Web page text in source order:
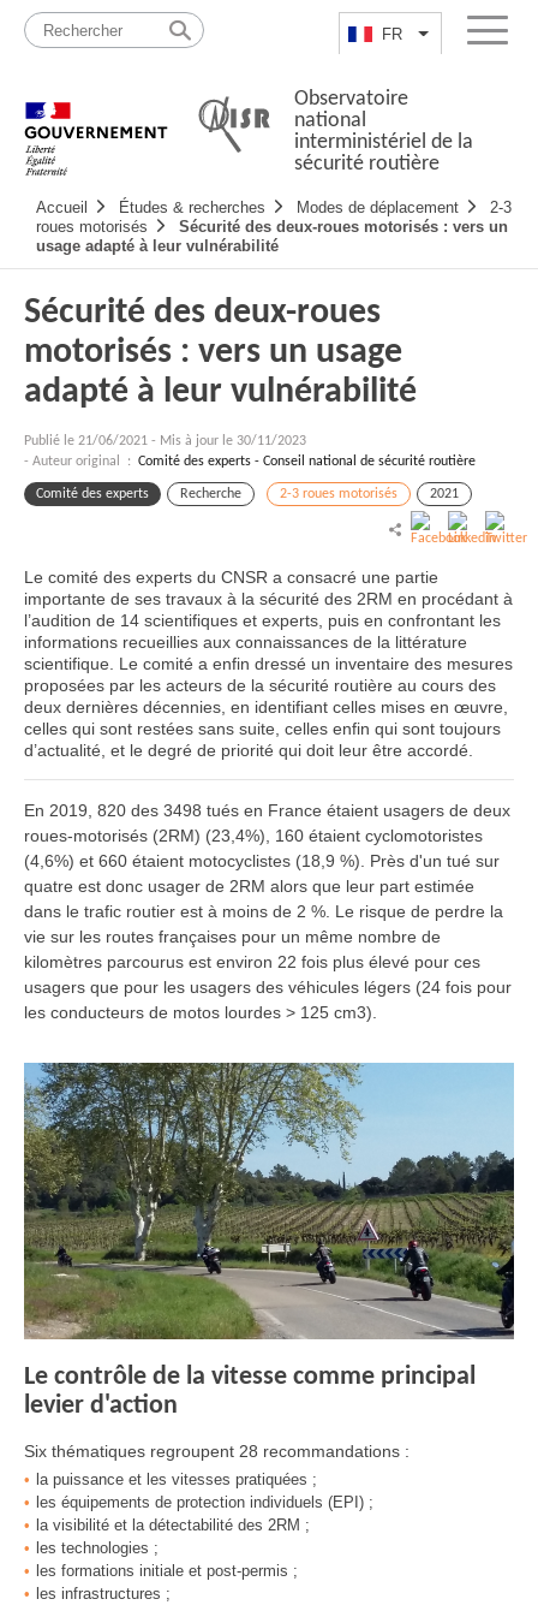
Passer
contenu
FR Lister lesMenu
Observatoire
national
interministériel de la
sécurité routière
principale
Accueil Études & recherches Modes de déplacement
2-3
roues motorisés
Sécurité des deux-roues motorisés : vers un
usage adapté à leur vulnérabilité
Sécurité des deux-roues
motorisés : vers un usage
adapté à leur vulnérabilité
Publié le 21/06/2021 - Mis à jour le 30/11/2023
- Auteur original : Comité des experts - Conseil national de sécurité routière
Comité des experts Recherche 2-3 roues motorisés 2021
Le comité des experts du CNSR a consacré une partie
importante de ses travaux à la sécurité des 2RM en procédant à
l’audition de 14 scientifiques et experts, puis en confrontant les
informations recueillies aux connaissances de la littérature
scientifique. Le comité a enfin dressé un inventaire des mesures
proposées par les acteurs de la sécurité routière au cours des
deux dernières décennies, en identifiant celles mises en œuvre,
celles qui sont restées sans suite, celles enfin qui sont toujours
d’actualité, et le degré de priorité qui doit leur être accordé.
En 2019, 820 des 3498 tués en France étaient usagers de deux
roues-motorisés (2RM) (23,4%), 160 étaient cyclomotoristes
(4,6%) et 660 étaient motocyclistes (18,9 %). Près d'un tué sur
quatre est donc usager de 2RM alors que leur part estimée
dans le trafic routier est à moins de 2 %. Le risque de perdre la
vie sur les routes françaises pour un même nombre de
kilomètres parcourus est environ 22 fois plus élevé pour ces
usagers que pour les usagers des véhicules légers (24 fois pour
les conducteurs de motos lourdes > 125 cm3).
Le contrôle de la vitesse comme principal
levier d'action
Six thématiques regroupent 28 recommandations :
la puissance et les vitesses pratiquées ;
les équipements de protection individuels (EPI) ;
la visibilité et la détectabilité des 2RM ;
les technologies ;
les formations initiale et post-permis ;
les infrastructures ;